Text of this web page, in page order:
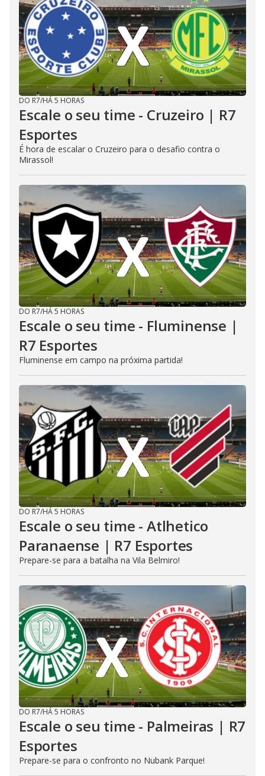
DO R7/HÁ 5 HORAS
Escale o seu time - Cruzeiro | R7
Esportes
É hora de escalar o Cruzeiro para o desafio contra o
Mirassol!
DO R7/HÁ 5 HORAS
Escale o seu time - Fluminense |
R7 Esportes
Fluminense em campo na próxima partida!
DO R7/HÁ 5 HORAS
Escale o seu time - Atlhetico
Paranaense | R7 Esportes
Prepare-se para a batalha na Vila Belmiro!
DO R7/HÁ 5 HORAS
Escale o seu time - Palmeiras | R7
Esportes
Prepare-se para o confronto no Nubank Parque!